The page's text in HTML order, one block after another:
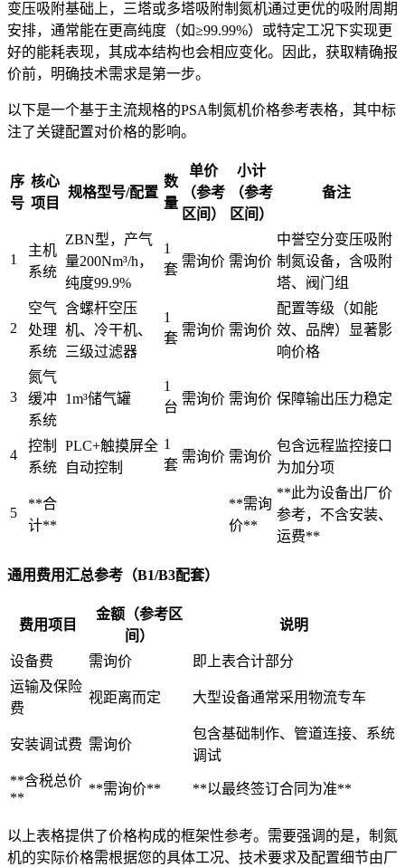
变压吸附基础上，三塔或多塔吸附制氮机通过更优的吸附周期
安排，通常能在更高纯度（如≥99.99%）或特定工况下实现更
好的能耗表现，其成本结构也会相应变化。因此，获取精确报
价前，明确技术需求是第一步。
以下是一个基于主流规格的PSA制氮机价格参考表格，其中标
注了关键配置对价格的影响。
序
号
核心
项目
规格型号/配置
数
量
单价
（参考
区间）
小计
（参考
区间）
备注
1
主机
系统
ZBN型，产气
量200Nm³/h，
纯度99.9%
1
套
需询价 需询价
中誉空分变压吸附
制氮设备，含吸附
塔、阀门组
2
空气
处理
系统
含螺杆空压
机、冷干机、
三级过滤器
1
套
需询价 需询价
配置等级（如能
效、品牌）显著影
响价格
3
氮气
缓冲
系统
1m³储气罐
1
台
需询价 需询价 保障输出压力稳定
4
控制
系统
PLC+触摸屏全
自动控制
1
套
需询价 需询价
包含远程监控接口
为加分项
5
**合
计**
**需询
价**
**此为设备出厂价
参考，不含安装、
运费**
通用费用汇总参考（B1/B3配套）
费用项目
金额（参考区
间）
说明
设备费 需询价
即上表合计部分
运输及保险
费
视距离而定 大型设备通常采用物流专车
安装调试费 需询价
包含基础制作、管道连接、系统
调试
**含税总价
**
**需询价** **以最终签订合同为准**
以上表格提供了价格构成的框架性参考。需要强调的是，制氮
机的实际价格需根据您的具体工况、技术要求及配置细节由厂